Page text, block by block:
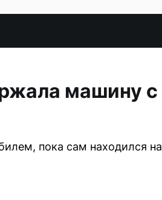
машину с
пока сам находился на